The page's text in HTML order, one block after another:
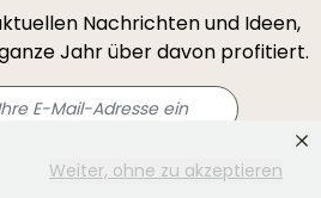
Weiter, ohne zu akzeptieren
Nachrichten und Ideen,
Jahr über davon profitiert.
Sie sich →